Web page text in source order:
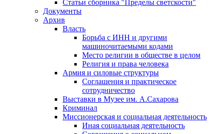
Статьи сборника "Пределы светскости"
Документы
Архив
Власть
Борьба с ИНН и другими
машиночитаемыми кодами
Место религии в обществе в целом
Религия и права человека
Армия и силовые структуры
Соглашения и практическое
сотрудничество
Выставки в Музее им. А.Сахарова
Криминал
Миссионерская и социальная деятельность
Иная социальная деятельность